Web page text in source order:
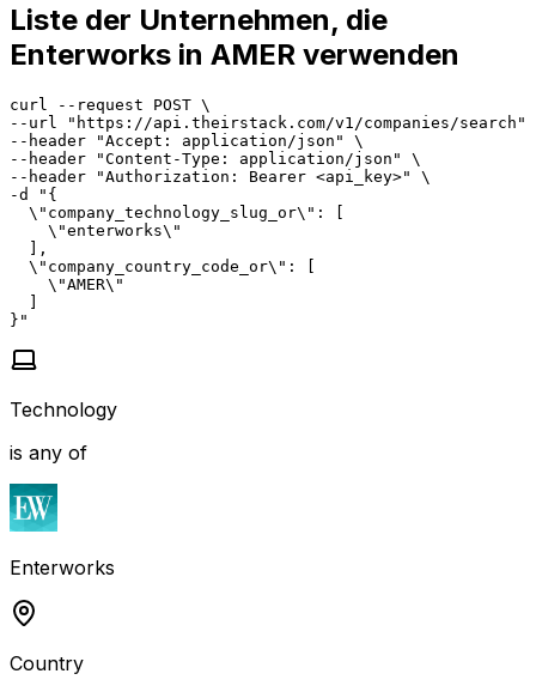
Liste der Unternehmen, die
Enterworks in AMER verwenden
curl --request POST \
--url "https://api.theirstack.com/v1/companies/search"
--header "Accept: application/json" \
--header "Content-Type: application/json" \
--header "Authorization: Bearer <api_key>" \
-d "{
  \"company_technology_slug_or\": [
    \"enterworks\"
  ],
  \"company_country_code_or\": [
    \"AMER\"
  ]
}"
Technology
is any of
Enterworks
Country